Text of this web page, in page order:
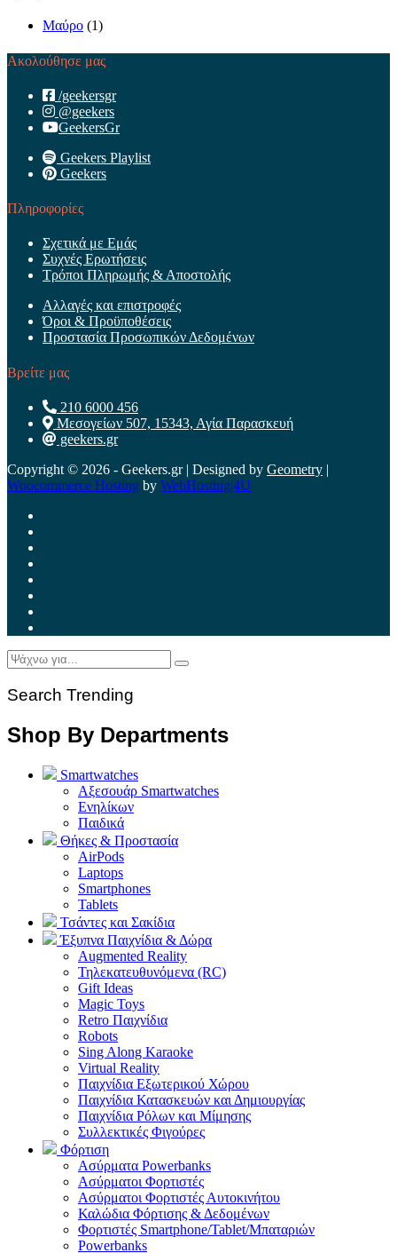
Μαύρο (1)
Ακολούθησε μας
/geekersgr
@geekers
GeekersGr
Geekers Playlist
Geekers
Πληροφορίες
Σχετικά με Εμάς
Συχνές Ερωτήσεις
Τρόποι Πληρωμής & Αποστολής
Αλλαγές και επιστροφές
Όροι & Προϋποθέσεις
Προστασία Προσωπικών Δεδομένων
Βρείτε μας
210 6000 456
Μεσογείων 507, 15343, Αγία Παρασκευή
geekers.gr
Copyright © 2026 - Geekers.gr | Designed by Geometry |
Woocommerce Hosting by WebHosting|4U
Search Trending
Shop By Departments
Smartwatches
Αξεσουάρ Smartwatches
Ενηλίκων
Παιδικά
Θήκες & Προστασία
AirPods
Laptops
Smartphones
Tablets
Τσάντες και Σακίδια
Έξυπνα Παιχνίδια & Δώρα
Augmented Reality
Τηλεκατευθυνόμενα (RC)
Gift Ideas
Magic Toys
Retro Παιχνίδια
Robots
Sing Along Karaoke
Virtual Reality
Παιχνίδια Εξωτερικού Χώρου
Παιχνίδια Κατασκευών και Δημιουργίας
Παιχνίδια Ρόλων και Μίμησης
Συλλεκτικές Φιγούρες
Φόρτιση
Ασύρματα Powerbanks
Aσύρματοι Φορτιστές
Ασύρματοι Φορτιστές Αυτοκινήτου
Καλώδια Φόρτισης & Δεδομένων
Φορτιστές Smartphone/Tablet/Μπαταριών
Powerbanks